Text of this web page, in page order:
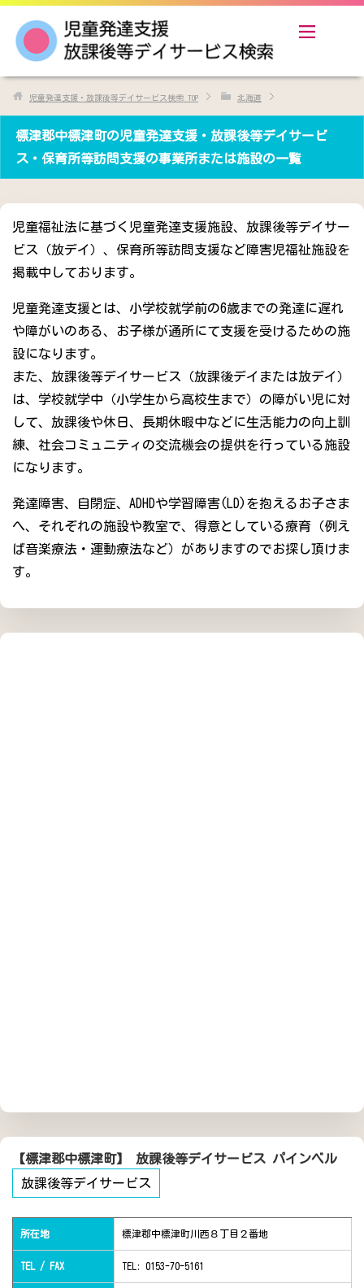
児童発達支援・放課後等デイサービス検索 TOP 北海道
標津郡中標津町の児童発達支援・放課後等デイサービ
ス・保育所等訪問支援の事業所または施設の一覧
児童福祉法に基づく児童発達支援施設、放課後等デイサー
ビス（放デイ）、保育所等訪問支援など障害児福祉施設を
掲載中しております。
児童発達支援とは、小学校就学前の6歳までの発達に遅れ
や障がいのある、お子様が通所にて支援を受けるための施
設になります。
また、放課後等デイサービス（放課後デイまたは放デイ）
は、学校就学中（小学生から高校生まで）の障がい児に対
して、放課後や休日、長期休暇中などに生活能力の向上訓
練、社会コミュニティの交流機会の提供を行っている施設
になります。
発達障害、自閉症、ADHDや学習障害(LD)を抱えるお子さま
へ、それぞれの施設や教室で、得意としている療育（例え
ば音楽療法・運動療法など）がありますのでお探し頂けま
す。
【標津郡中標津町】 放課後等デイサービス パインベル
放課後等デイサービス
所在地 標津郡中標津町川西８丁目２番地
TEL / FAX TEL: 0153-70-5161